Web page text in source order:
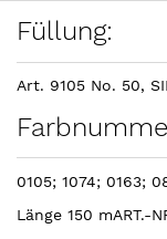
Füllung:
Art. 9105 No. 50,
0105; 1074; 0163;
Länge 150 mART.-